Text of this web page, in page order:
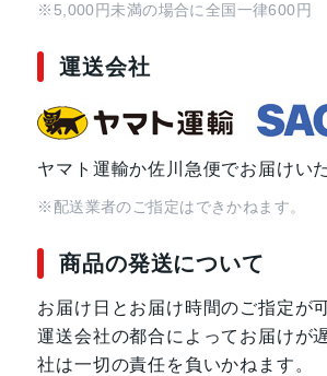
※5,000円未満の場合に全国一律600円
運送会社
ヤマト運輸か佐川急便でお届けい
※配送業者のご指定はできかねます。
商品の発送について
お届け日とお届け時間のご指定が
運送会社の都合によってお届けが
社は一切の責任を負いかねます。